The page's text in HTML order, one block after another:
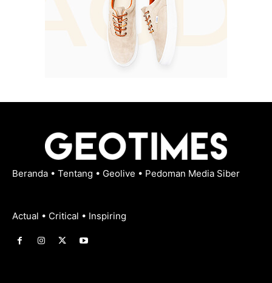
Beranda • Tentang • Geolive • Pedoman Media Siber
Actual • Critical • Inspiring